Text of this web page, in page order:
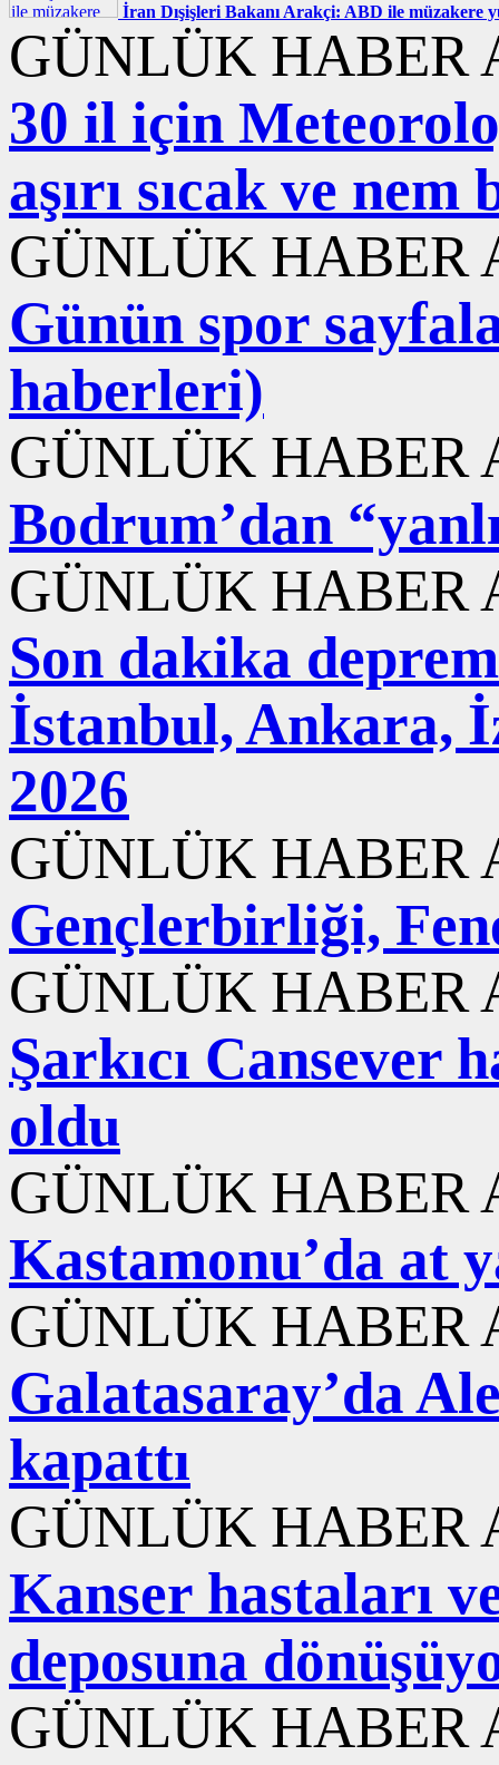
İran Dışişleri Bakanı Arakçi: ABD ile müzakere
GÜNLÜK HABER
30 il için
aşırı sıcak ve
GÜNLÜK HABER
Günün spor
haberleri)
GÜNLÜK HABER
Bodrum’dan
GÜNLÜK HABER
Son dakika
İstanbul, Ankara,
2026
GÜNLÜK HABER
Gençlerbirliği,
GÜNLÜK HABER
Şarkıcı Cansever
oldu
GÜNLÜK HABER
Kastamonu’da at
GÜNLÜK HABER
Galatasaray’da
kapattı
GÜNLÜK HABER
Kanser hastaları
deposuna
GÜNLÜK HABER